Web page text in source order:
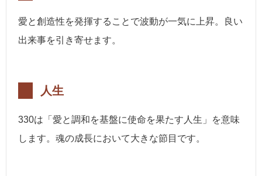
愛と創造性を発揮することで波動が一気に上昇。良い
出来事を引き寄せます。
人生
330は「愛と調和を基盤に使命を果たす人生」を意味
します。魂の成長において大きな節目です。